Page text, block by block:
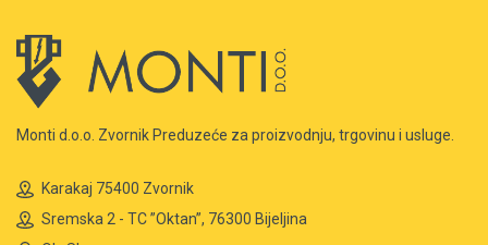
Videonadzor
Vijčana roba
Monti d.o.o. Zvornik Preduzeće za proizvodnju, trgovinu i usluge.
Karakaj 75400 Zvornik
Sremska 2 - TC ”Oktan”, 76300 Bijeljina